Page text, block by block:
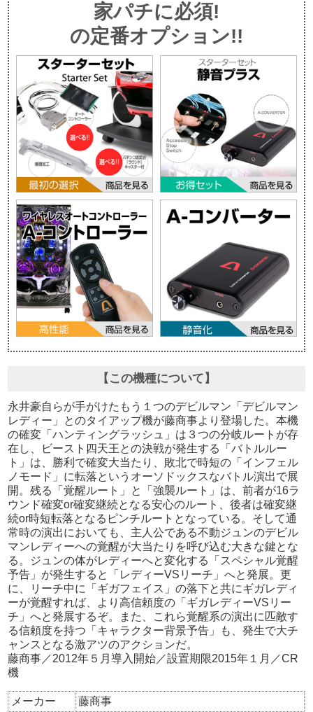
家パチに必須!
の定番オプション!!
【この機種について】
永井豪自らが手がけたもう１つのデビルマン「デビルマン
レディー」とのタイアップ機が藤商事より登場した。本機
の確変「ハンティングラッシュ」は３つの分岐ルートが存
在し、ビースト四天王との決戦が発生する「バトルルー
ト」は、勝利で確変大当たり、敗北で時短の「インフェル
ノモード」に転落というオーソドックスなバトル演出で展
開。残る「覚醒ルート」と「強襲ルート」は、前者が16ラ
ウンド確変or確変継続となる安心のルート、後者は確変継
続or時短転落となるピンチルートとなっている。そして通
常時の演出においても、主人公である不動ジュンのデビル
マンレディーへの覚醒が大当たりを呼び込む大きな鍵とな
る。ジュンの体がレディーへと変化する「スペシャル覚醒
予告」が発生すると「レディーVSリーチ」へと発展。更
に、リーチ中に「ギガフェイス」の落下と共にギガレディ
ーが覚醒すれば、より高信頼度の「ギガレディーVSリー
チ」へと発展するぞ。また、これら覚醒系の演出に匹敵す
る信頼度を持つ「キャラクター背景予告」も、発生で大チ
ャンスとなる激アツのアクションだ。
藤商事／2012年５月導入開始／設置期限2015年１月／CR
機
メーカー 藤商事